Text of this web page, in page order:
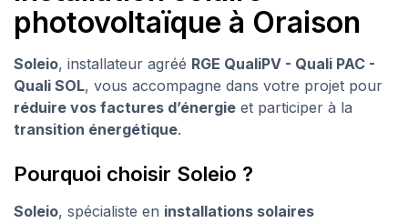
photovoltaïque à Oraison
Soleio, installateur agréé RGE QualiPV - Quali PAC -
Quali SOL, vous accompagne dans votre projet pour
réduire vos factures d’énergie et participer à la
transition énergétique.
Pourquoi choisir Soleio ?
Soleio, spécialiste en installations solaires